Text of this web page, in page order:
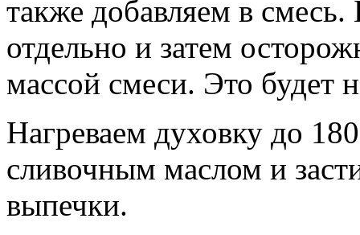
также добавляем в
отдельно и затем
массой смеси. Это будет
Нагреваем духовку до
сливочным маслом и
выпечки.